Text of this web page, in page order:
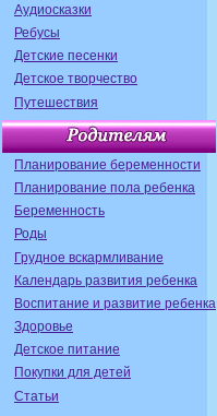
Аудиосказки
Ребусы
Детские песенки
Детское творчество
Путешествия
Планирование беременности
Планирование пола ребенка
Беременность
Роды
Грудное вскармливание
Календарь развития ребенка
Воспитание и развитие ребенка
Здоровье
Детское питание
Покупки для детей
Статьи